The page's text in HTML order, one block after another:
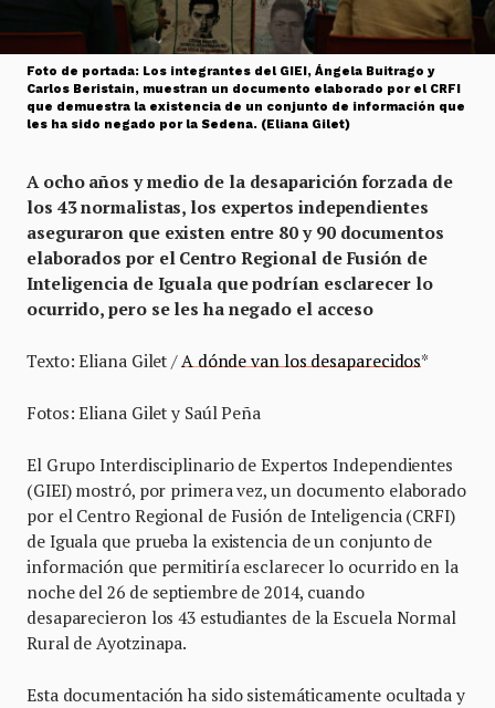
Foto de portada: Los integrantes del GIEI, Ángela Buitrago y
Carlos Beristain, muestran un documento elaborado por el CRFI
que demuestra la existencia de un conjunto de información que
les ha sido negado por la Sedena. (Eliana Gilet)
A ocho años y medio de la desaparición forzada de
los 43 normalistas, los expertos independientes
aseguraron que existen entre 80 y 90 documentos
elaborados por el Centro Regional de Fusión de
Inteligencia de Iguala que podrían esclarecer lo
ocurrido, pero se les ha negado el acceso
Texto: Eliana Gilet /A dónde van los desaparecidos*
Fotos: Eliana Gilet y Saúl Peña
El Grupo Interdisciplinario de Expertos Independientes
(GIEI) mostró, por primera vez, un documento elaborado
por el Centro Regional de Fusión de Inteligencia (CRFI)
de Iguala que prueba la existencia de un conjunto de
información que permitiría esclarecer lo ocurrido en la
noche del 26 de septiembre de 2014, cuando
desaparecieron los 43 estudiantes de la Escuela Normal
Rural de Ayotzinapa.
Esta documentación ha sido sistemáticamente ocultada y